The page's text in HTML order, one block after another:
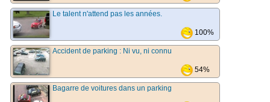
Le talent n'attend pas les années.
100%
Accident de parking : Ni vu, ni connu
54%
Bagarre de voitures dans un parking